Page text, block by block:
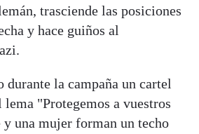
trasciende las posiciones
y hace guiños al
durante la campaña un cartel
lema "Protegemos a vuestros
una mujer forman un techo